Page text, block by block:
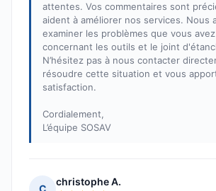
attentes. Vos commentaires sont
aident à améliorer nos services. Nous
examiner les problèmes que vous
concernant les outils et le joint
N’hésitez pas à nous contacter
résoudre cette situation et vous
satisfaction.
Cordialement,
L’équipe SOSAV
christophe A.